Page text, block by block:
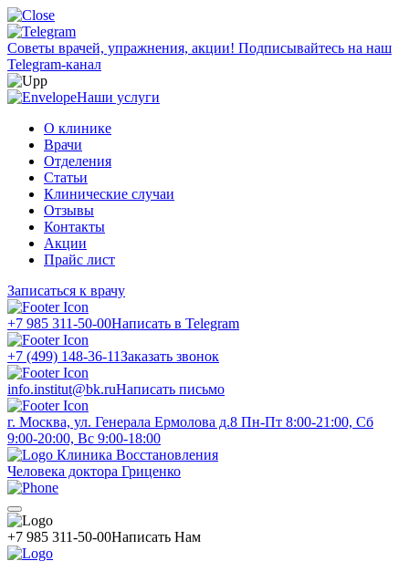
Советы врачей, упражнения, акции! Подписывайтесь на наш
Telegram-канал
Наши услуги
О клинике
Врачи
Отделения
Статьи
Клинические случаи
Отзывы
Контакты
Акции
Прайс лист
Записаться к врачу
+7 985 311-50-00Написать в Telegram
+7 (499) 148-36-11Заказать звонок
info.institut@bk.ruНаписать письмо
г. Москва, ул. Генерала Ермолова д.8 Пн-Пт 8:00-21:00, Сб
9:00-20:00, Вс 9:00-18:00
Клиника Восстановления
Человека доктора Гриценко
+7 985 311-50-00Написать Нам